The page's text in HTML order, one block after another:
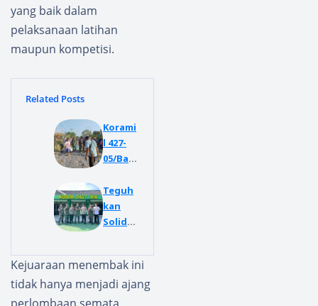
yang baik dalam
pelaksanaan latihan
maupun kompetisi.
Related Posts
Korami
l 427-
05/Banj
Karya
Bhakti
Bersam
n
Warga
Timbul
Teguh
kan
Solidar
TNI-
Polri,
Kapolr
es
Kejuaraan menembak ini
tidak hanya menjadi ajang